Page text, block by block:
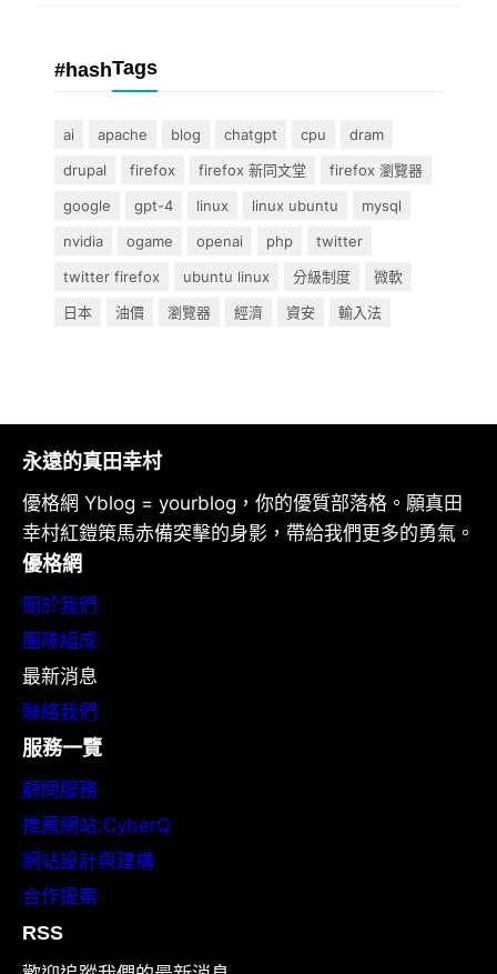
#hashTags
ai apache blog chatgpt cpu
dram
drupal
firefox firefox 新同文堂
firefox 瀏覽器
google
gpt-4 linux linux ubuntu
mysql
nvidia
ogame openai php
twitter
twitter firefox
ubuntu linux 分級制度
微軟
日本
油價 瀏覽器 經濟 資安 輸入法
永遠的真田幸村
優格網 Yblog = yourblog，你的優質部落格。願真田
幸村紅鎧策馬赤備突擊的身影，帶給我們更多的勇氣。
優格網
關於我們
團隊組成
最新消息
聯絡我們
服務一覽
顧問服務
推薦網站:CyberQ
網站設計與建構
合作提案
RSS